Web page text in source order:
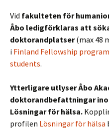
Vid fakulteten för
Åbo ledigförklaras att
doktorandplatser(max 48
i Finland Fellowship
students.
Ytterligare utlyser Åbo
doktorandbefattningar
Lösningar för hälsa.
profilen Lösningar för hälsa